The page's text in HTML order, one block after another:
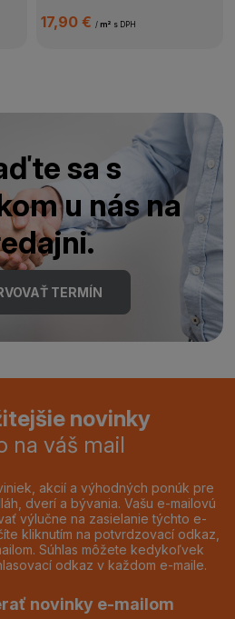
17,90 € / m² s DPH
sa s
u nás na
TERMÍN
novinky
na váš mail
akcií a výhodných ponúk pre
dverí a bývania. Vašu e-mailovú
výlučne na zasielanie týchto e-
kliknutím na potvrdzovací odkaz,
Súhlas môžete kedykoľvek
odkaz v každom e-maile.
novinky e-mailom